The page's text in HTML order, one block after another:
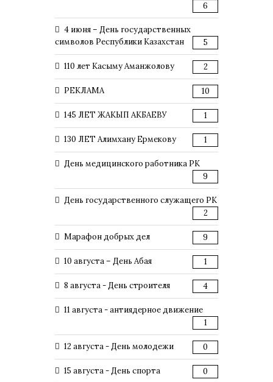
6
4 июня – День государственных
символов Республики Казахстан
5
110 лет Касыму Аманжолову 2
РЕКЛАМА 10
145 ЛЕТ ЖАКЫП АКБАЕВУ 1
130 ЛЕТ Алимхану Ермекову 1
День медицинского работника РК
9
День государственного служащего РК
2
Марафон добрых дел 9
10 августа – День Абая 1
8 августа - День строителя 4
11 августа - антиядерное движение
1
12 августа - День молодежи 0
15 августа - День спорта 0